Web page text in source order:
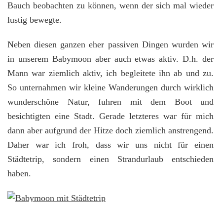
Bauch beobachten zu können, wenn der sich mal wieder
lustig bewegte.
Neben diesen ganzen eher passiven Dingen wurden wir
in unserem Babymoon aber auch etwas aktiv. D.h. der
Mann war ziemlich aktiv, ich begleitete ihn ab und zu.
So unternahmen wir kleine Wanderungen durch wirklich
wunderschöne Natur, fuhren mit dem Boot und
besichtigten eine Stadt. Gerade letzteres war für mich
dann aber aufgrund der Hitze doch ziemlich anstrengend.
Daher war ich froh, dass wir uns nicht für einen
Städtetrip, sondern einen Strandurlaub entschieden
haben.